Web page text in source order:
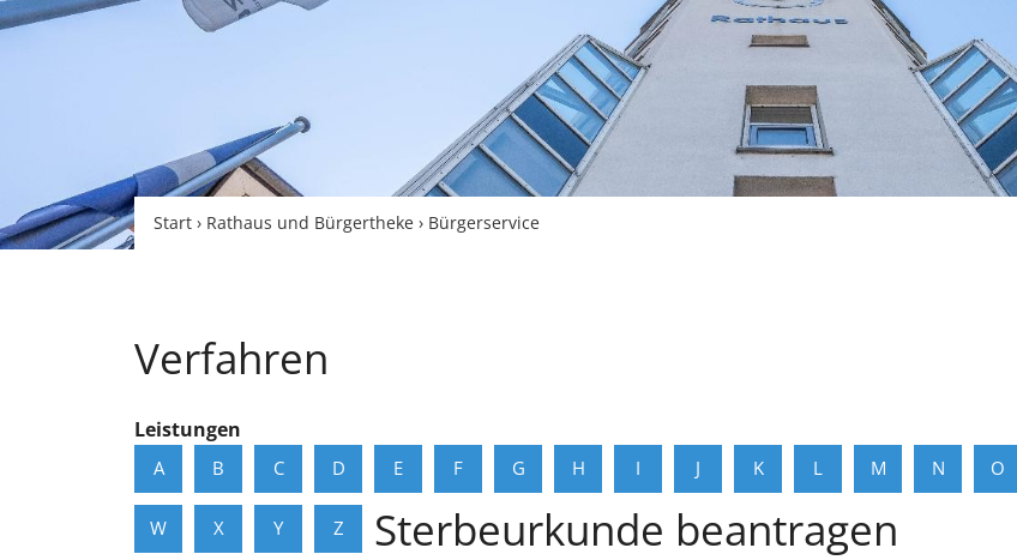
Start › Rathaus und Bürgertheke › Bürgerservice
Verfahren
Leistungen
A B C D E F G H I J K L M N O
W X Y Z Sterbeurkunde beantragen